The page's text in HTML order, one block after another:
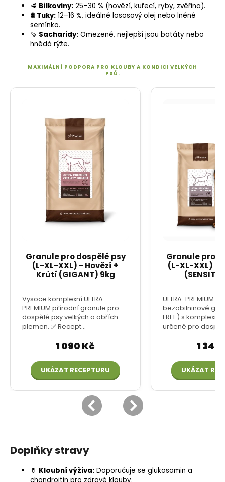
🥩 Bílkoviny: 25–30 % (hovězí, kuřecí, ryby, zvěřina).
🛢️ Tuky: 12–16 %, ideálně lososový olej nebo lněné
semínko.
🍠 Sacharidy: Omezeně, nejlepší jsou batáty nebo
hnědá rýže.
Doplňky stravy
💊 Kloubní výživa: Doporučuje se glukosamin a